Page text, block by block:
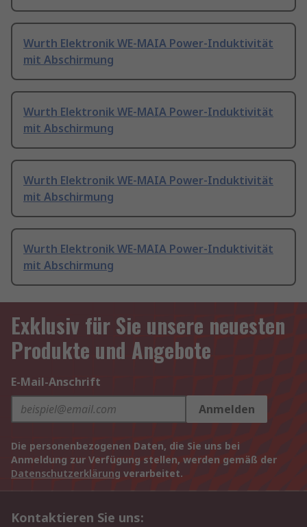
Wurth Elektronik WE-MAIA Power-Induktivität
mit Abschirmung
Wurth Elektronik WE-MAIA Power-Induktivität
mit Abschirmung
Wurth Elektronik WE-MAIA Power-Induktivität
mit Abschirmung
Wurth Elektronik WE-MAIA Power-Induktivität
mit Abschirmung
Exklusiv für Sie unsere neuesten
Produkte und Angebote
E-Mail-Anschrift
Anmelden
Die personenbezogenen Daten, die Sie uns bei
Anmeldung zur Verfügung stellen, werden gemäß der
Datenschutzerklärung verarbeitet.
Kontaktieren Sie uns: